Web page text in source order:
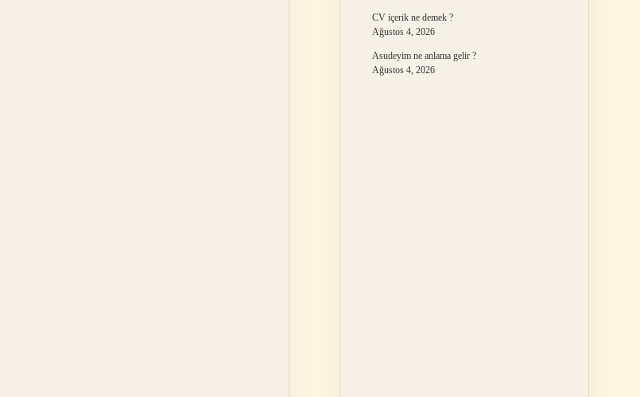
CV içerik ne demek ?
Ağustos 4, 2026
Asudeyim ne anlama gelir ?
Ağustos 4, 2026